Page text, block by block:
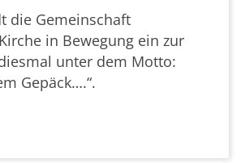
die Gemeinschaft
in Bewegung ein zur
unter dem Motto:
Gepäck….“.